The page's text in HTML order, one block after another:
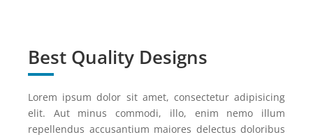
Best Quality Designs
Lorem ipsum dolor sit amet, consectetur adipisicing
elit. Aut minus commodi, illo, enim nemo illum
repellendus accusantium maiores delectus doloribus